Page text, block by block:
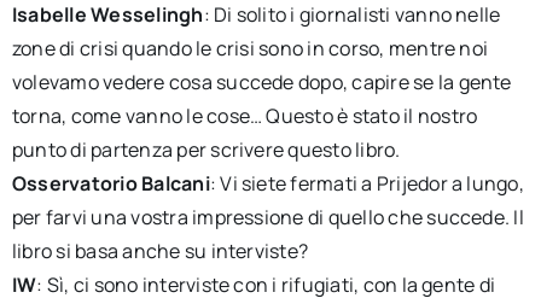
Isabelle Wesselingh: Di solito i giornalisti vanno nelle
zone di crisi quando le crisi sono in corso, mentre noi
volevamo vedere cosa succede dopo, capire se la gente
torna, come vanno le cose… Questo è stato il nostro
punto di partenza per scrivere questo libro.
Osservatorio Balcani: Vi siete fermati a Prijedor a lungo,
per farvi una vostra impressione di quello che succede. Il
libro si basa anche su interviste?
IW: Sì, ci sono interviste con i rifugiati, con la gente di